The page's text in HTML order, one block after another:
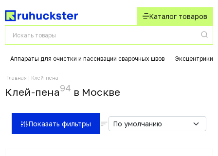
Каталог товаров
Аппараты для очистки и пассивации сварочных швов Эксцентрики
Главная Клей-пена
Клей-пена94 в Москвe
Показать фильтры